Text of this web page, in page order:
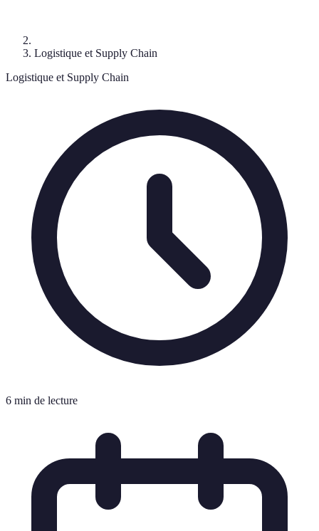
Logistique et Supply Chain
Logistique et Supply Chain
6 min de lecture